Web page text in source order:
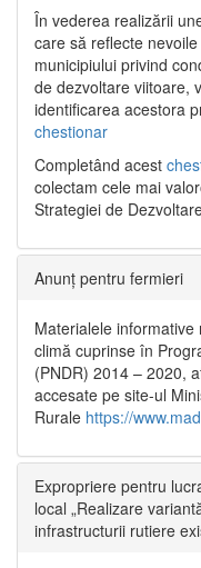
În vederea realizării
care să reflecte
municipiului privind
de dezvoltare viitoare,
identificarea acestora
chestionar
Completând acest
colectam cele mai
Strategiei de
Anunț pentru fermieri
Materialele
climă cuprinse în
(PNDR) 2014 – 2020,
accesate pe site-ul
Rurale https://
Expropriere pentru
local „Realizare
infrastructurii rutiere